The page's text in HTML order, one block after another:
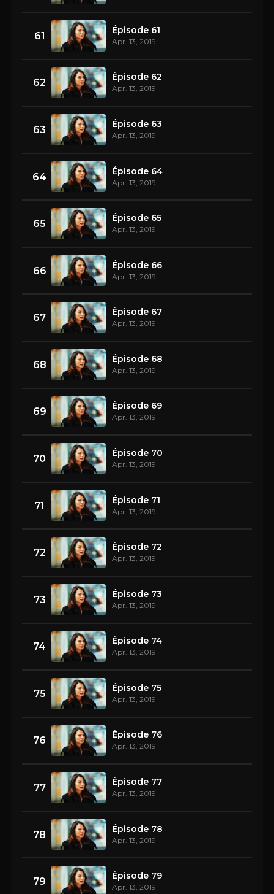
61 Épisode 61
Apr. 13, 2019
62 Épisode 62
Apr. 13, 2019
63 Épisode 63
Apr. 13, 2019
64 Épisode 64
Apr. 13, 2019
65 Épisode 65
Apr. 13, 2019
66 Épisode 66
Apr. 13, 2019
67 Épisode 67
Apr. 13, 2019
68 Épisode 68
Apr. 13, 2019
69 Épisode 69
Apr. 13, 2019
70 Épisode 70
Apr. 13, 2019
71 Épisode 71
Apr. 13, 2019
72 Épisode 72
Apr. 13, 2019
73 Épisode 73
Apr. 13, 2019
74 Épisode 74
Apr. 13, 2019
75 Épisode 75
Apr. 13, 2019
76 Épisode 76
Apr. 13, 2019
77 Épisode 77
Apr. 13, 2019
78 Épisode 78
Apr. 13, 2019
79 Épisode 79
Apr. 13, 2019